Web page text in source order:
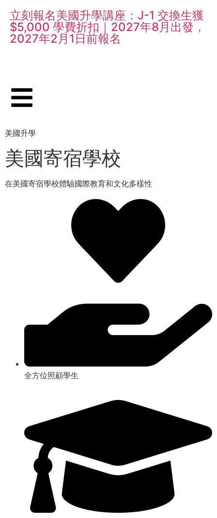
立刻報名美國升學講座：J-1 交換生獲
$5,000 學費折扣｜2027年8月出發，
2027年2月1日前報名
美國升學
美國寄宿學校
在美國寄宿學校體驗國際教育和文化多樣性
全方位照顧學生